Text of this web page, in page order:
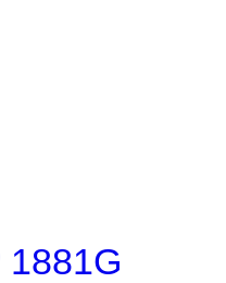
1881G